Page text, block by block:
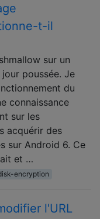
t-il
sur un
poussée. Je
du
connaissance
sur les
acquérir des
sur Android 6. Ce
et …
encryption
l'URL